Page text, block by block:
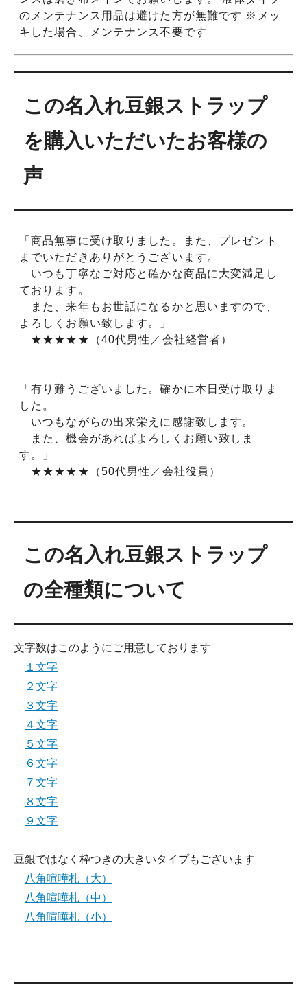
のメンテナンス用品は避けた方が無難です ※メッ
キした場合、メンテナンス不要です
この名入れ豆銀ストラップ
を購入いただいたお客様の
声
「商品無事に受け取りました。また、プレゼント
までいただきありがとうございます。
いつも丁寧なご対応と確かな商品に大変満足し
ております。
また、来年もお世話になるかと思いますので、
よろしくお願い致します。」
★★★★★（40代男性／会社経営者）
「有り難うございました。確かに本日受け取りま
した。
いつもながらの出来栄えに感謝致します。
また、機会があればよろしくお願い致しま
す。」
★★★★★（50代男性／会社役員）
この名入れ豆銀ストラップ
の全種類について
文字数はこのようにご用意しております
１文字
２文字
３文字
４文字
５文字
６文字
７文字
８文字
９文字
豆銀ではなく枠つきの大きいタイプもございます
八角喧嘩札（大）
八角喧嘩札（中）
八角喧嘩札（小）